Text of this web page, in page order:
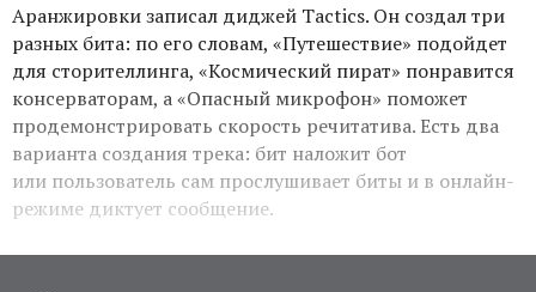
Аранжировки записал диджей Tactics. Он создал три
разных бита: по его словам, «Путешествие» подойдет
для сторителлинга, «Космический пират» понравится
консерваторам, а «Опасный микрофон» поможет
продемонстрировать скорость речитатива. Есть два
варианта создания трека: бит наложит бот
или пользователь сам прослушивает биты и в онлайн-
режиме диктует сообщение.